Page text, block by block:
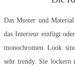
Das Muster und
das Interieur einfügt
monochromen Look
sehr trendy. Sie lockern